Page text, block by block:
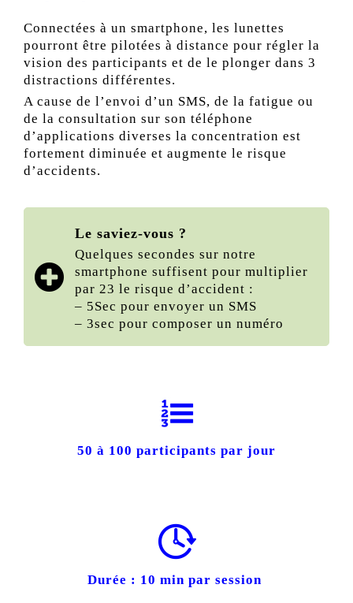
Connectées à un smartphone, les lunettes
pourront être pilotées à distance pour régler la
vision des participants et de le plonger dans 3
distractions différentes.
A cause de l’envoi d’un SMS, de la fatigue ou
de la consultation sur son téléphone
d’applications diverses la concentration est
fortement diminuée et augmente le risque
d’accidents.
Le saviez-vous ?
Quelques secondes sur notre
smartphone suffisent pour multiplier
par 23 le risque d’accident :
– 5Sec pour envoyer un SMS
– 3sec pour composer un numéro
50 à 100 participants par jour
Durée : 10 min par session